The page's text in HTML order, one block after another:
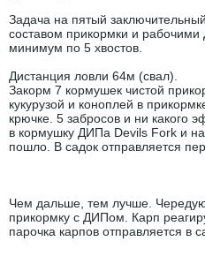
Задача на пятый
составом прикормки и
минимум по 5 хвостов.
Дистанция ловли 64м (свал).
Закорм 7 кормушек чистой
кукурузой и коноплей в
крючке. 5 забросов и ни какого
в кормушку ДИПа Devils Fork и
пошло. В садок отправляется
Чем дальше, тем лучше.
прикормку с ДИПом. Карп
парочка карпов отправляется в